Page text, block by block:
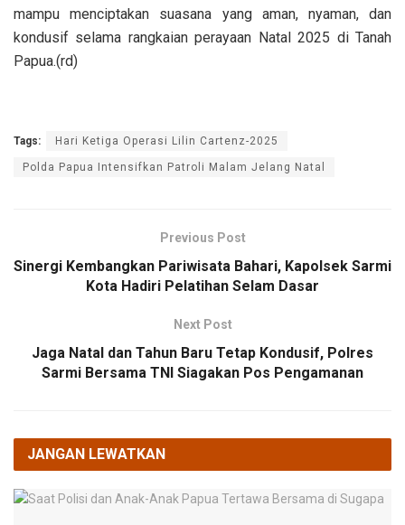
mampu menciptakan suasana yang aman, nyaman, dan
kondusif selama rangkaian perayaan Natal 2025 di Tanah
Papua.(rd)
Tags: Hari Ketiga Operasi Lilin Cartenz-2025
Polda Papua Intensifkan Patroli Malam Jelang Natal
Previous Post
Sinergi Kembangkan Pariwisata Bahari, Kapolsek Sarmi
Kota Hadiri Pelatihan Selam Dasar
Next Post
Jaga Natal dan Tahun Baru Tetap Kondusif, Polres
Sarmi Bersama TNI Siagakan Pos Pengamanan
JANGAN LEWATKAN